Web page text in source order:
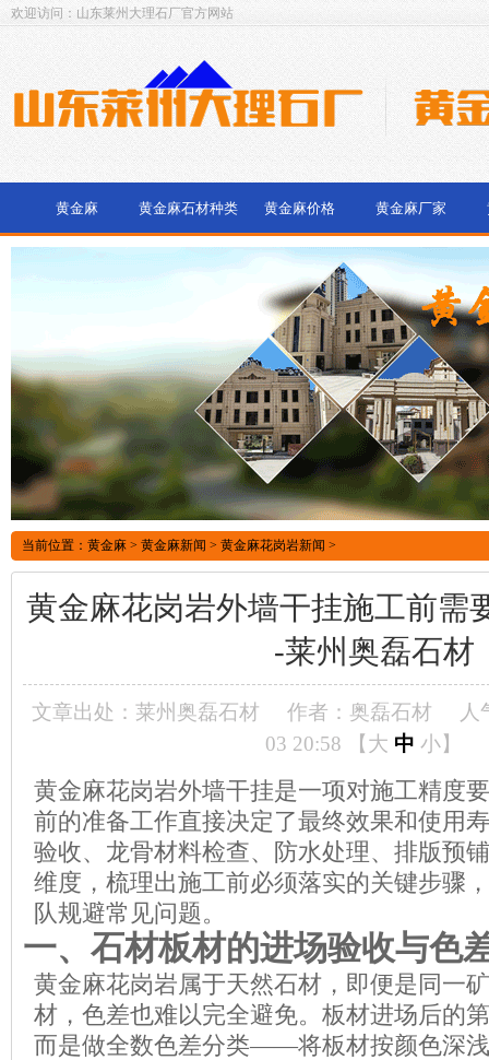
欢迎访问：山东莱州大理石厂官方网站
黄金麻 黄金麻石材种类 黄金麻价格 黄金麻厂家
当前位置： 黄金麻 > 黄金麻新闻 > 黄金麻花岗岩新闻 >
黄金麻花岗岩外墙干挂施工前需
-莱州奥磊石材
文章出处：莱州奥磊石材 作者：奥磊石材
03 20:58 【大 中 小】
黄金麻花岗岩外墙干挂是一项对施工精度
前的准备工作直接决定了最终效果和使用
验收、龙骨材料检查、防水处理、排版预
维度，梳理出施工前必须落实的关键步骤
队规避常见问题。
一、石材板材的进场验收与色
黄金麻花岗岩属于天然石材，即便是同一
材，色差也难以完全避免。板材进场后的
而是做全数色差分类——将板材按颜色深